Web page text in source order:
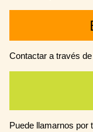
Contactar a través
Puede llamarnos por